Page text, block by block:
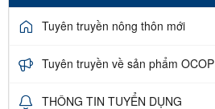
Tuyên truyền nông thôn mới
Tuyên truyền về sản phẩm OCOP
THÔNG TIN TUYỂN DỤNG